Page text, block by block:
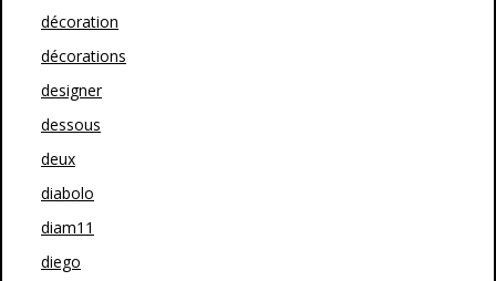
décoration
décorations
designer
dessous
deux
diabolo
diam11
diego